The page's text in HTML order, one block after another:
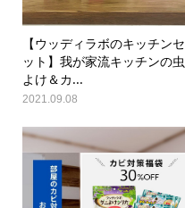
【ウッディラボのキッチンセ
ット】我が家流キッチンの虫
よけ＆カ...
2021.09.08